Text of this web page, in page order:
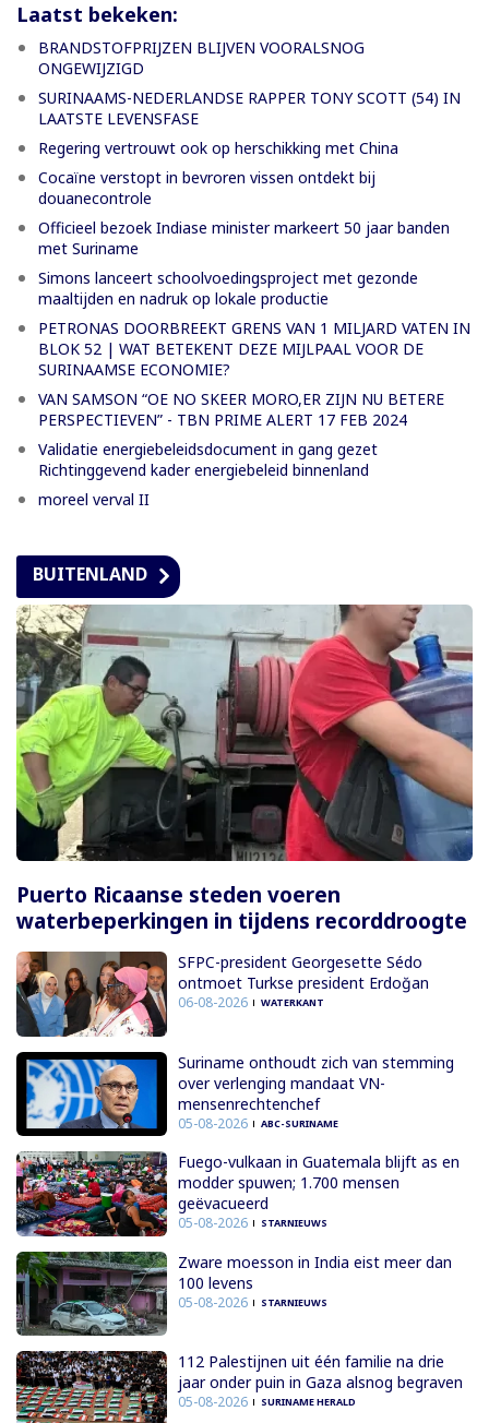
Laatst bekeken:
BRANDSTOFPRIJZEN BLIJVEN VOORALSNOG
ONGEWIJZIGD
SURINAAMS-NEDERLANDSE RAPPER TONY SCOTT (54) IN
LAATSTE LEVENSFASE
Regering vertrouwt ook op herschikking met China
Cocaïne verstopt in bevroren vissen ontdekt bij
douanecontrole
Officieel bezoek Indiase minister markeert 50 jaar banden
met Suriname
Simons lanceert schoolvoedingsproject met gezonde
maaltijden en nadruk op lokale productie
PETRONAS DOORBREEKT GRENS VAN 1 MILJARD VATEN IN
BLOK 52 | WAT BETEKENT DEZE MIJLPAAL VOOR DE
SURINAAMSE ECONOMIE?
VAN SAMSON “OE NO SKEER MORO,ER ZIJN NU BETERE
PERSPECTIEVEN” - TBN PRIME ALERT 17 FEB 2024
Validatie energiebeleidsdocument in gang gezet
Richtinggevend kader energiebeleid binnenland
moreel verval II
BUITENLAND
Puerto Ricaanse steden voeren
waterbeperkingen in tijdens recorddroogte
SFPC-president Georgesette Sédo
ontmoet Turkse president Erdoğan
06-08-2026 WATERKANT
Suriname onthoudt zich van stemming
over verlenging mandaat VN-
mensenrechtenchef
05-08-2026 ABC-SURINAME
Fuego-vulkaan in Guatemala blijft as en
modder spuwen; 1.700 mensen
geëvacueerd
05-08-2026 STARNIEUWS
Zware moesson in India eist meer dan
100 levens
05-08-2026 STARNIEUWS
112 Palestijnen uit één familie na drie
jaar onder puin in Gaza alsnog begraven
05-08-2026 SURINAME HERALD